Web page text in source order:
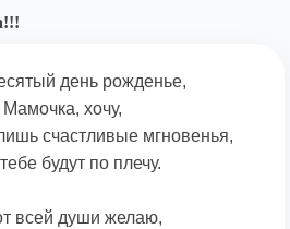
день рожденье,
хочу,
счастливые мгновенья,
будут по плечу.
всей души желаю,